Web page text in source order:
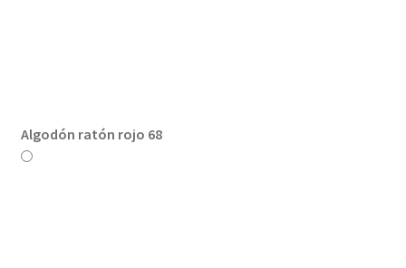
Algodón ratón rojo 68